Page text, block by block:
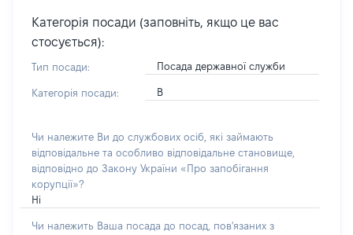
Категорія посади (заповніть, якщо це вас
стосується):
Тип посади: Посада державної служби
Категорія посади: В
Чи належите Ви до службових осіб, які займають
відповідальне та особливо відповідальне становище,
відповідно до Закону України «Про запобігання
корупції»?
Ні
Чи належить Ваша посада до посад, пов'язаних з